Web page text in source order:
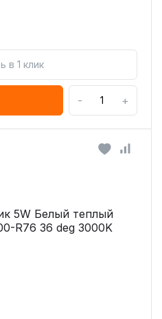
в 1 клик
- +
5W Белый теплый
R76 36 deg 3000K